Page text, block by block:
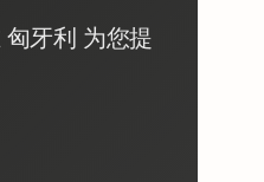
牙利 为您提